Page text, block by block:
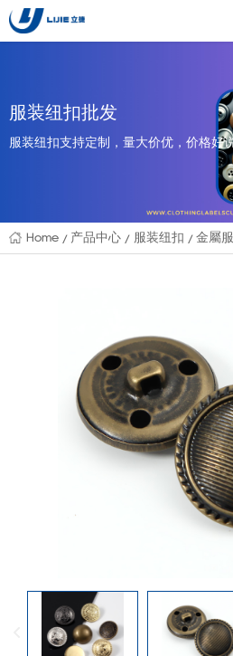
服装纽扣批发
服装纽扣支持定制，量大价优，价格好
Home 产品中心 服装纽扣 金屬